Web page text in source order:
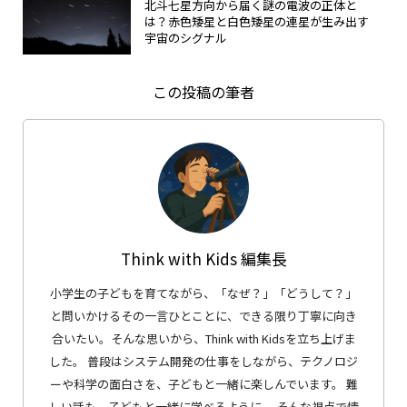
北斗七星方向から届く謎の電波の正体と
は？赤色矮星と白色矮星の連星が生み出す
宇宙のシグナル
この投稿の筆者
Think with Kids 編集長
小学生の子どもを育てながら、「なぜ？」「どうして？」
と問いかけるその一言ひとことに、できる限り丁寧に向き
合いたい。そんな思いから、Think with Kidsを立ち上げま
した。 普段はシステム開発の仕事をしながら、テクノロジ
ーや科学の面白さを、子どもと一緒に楽しんでいます。 難